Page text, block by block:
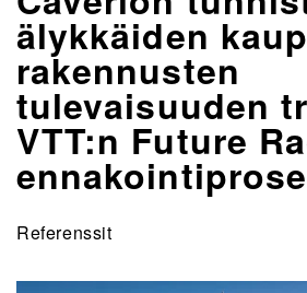
älykkäiden
rakennusten
tulevaisuuden
VTT:n Future
Referenssit